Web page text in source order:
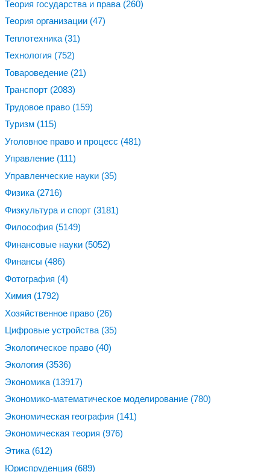
Теория государства и права (260)
Теория организации (47)
Теплотехника (31)
Технология (752)
Товароведение (21)
Транспорт (2083)
Трудовое право (159)
Туризм (115)
Уголовное право и процесс (481)
Управление (111)
Управленческие науки (35)
Физика (2716)
Физкультура и спорт (3181)
Философия (5149)
Финансовые науки (5052)
Финансы (486)
Фотография (4)
Химия (1792)
Хозяйственное право (26)
Цифровые устройства (35)
Экологическое право (40)
Экология (3536)
Экономика (13917)
Экономико-математическое моделирование (780)
Экономическая география (141)
Экономическая теория (976)
Этика (612)
Юриспруденция (689)